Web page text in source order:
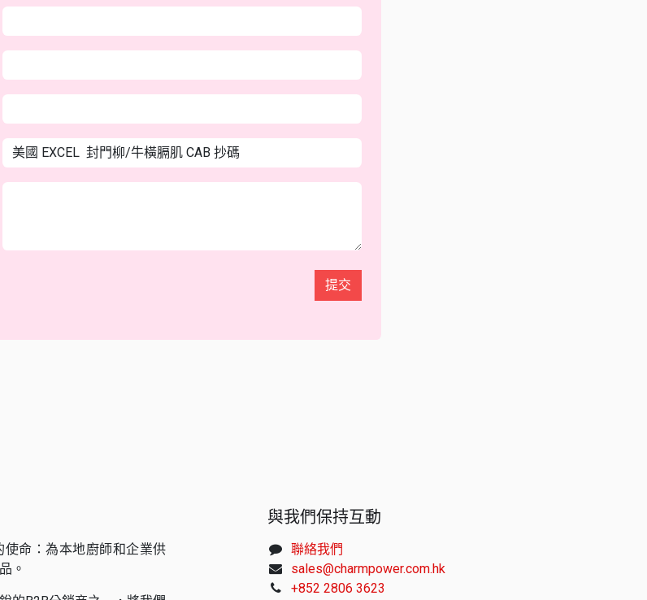
提交
命：為本地廚師和企業供
。
與我們保持互動
聯絡我們
sales@charmpower.com.hk
+852 2806 3623